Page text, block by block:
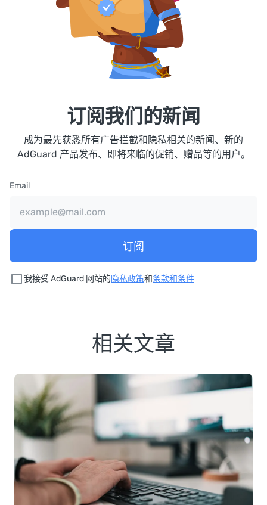
订阅我们的新闻
成为最先获悉所有广告拦截和隐私相关的新闻、新的
AdGuard 产品发布、即将来临的促销、赠品等的用户。
Email
订阅
我接受 AdGuard 网站的隐私政策和条款和条件
相关文章